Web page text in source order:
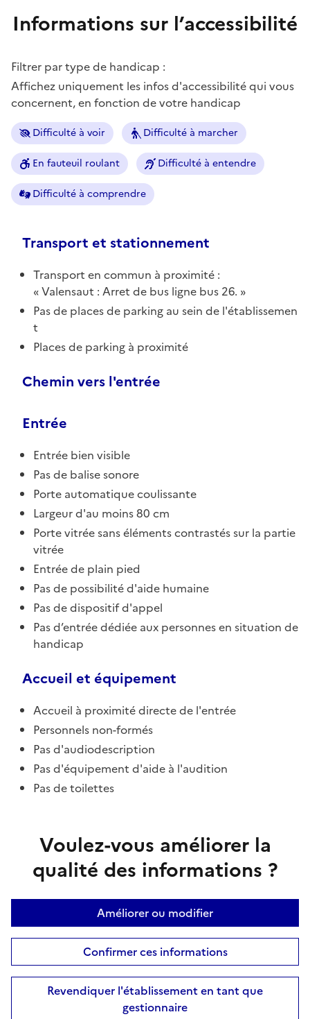
Informations sur l’accessibilité
Filtrer par type de handicap :
Affichez uniquement les infos d'accessibilité qui vous
concernent, en fonction de votre handicap
Difficulté à voir Difficulté à marcher
En fauteuil roulant Difficulté à entendre
Difficulté à comprendre
Transport et stationnement
Transport en commun à proximité :
Valensaut : Arret de bus ligne bus 26.
Pas de places de parking au sein de l'établissemen
t
Places de parking à proximité
Chemin vers l'entrée
Entrée
Entrée bien visible
Pas de balise sonore
Porte automatique coulissante
Largeur d'au moins 80 cm
Porte vitrée sans éléments contrastés sur la partie
vitrée
Entrée de plain pied
Pas de possibilité d'aide humaine
Pas de dispositif d'appel
Pas d’entrée dédiée aux personnes en situation de
handicap
Accueil et équipement
Accueil à proximité directe de l'entrée
Personnels non-formés
Pas d'audiodescription
Pas d'équipement d'aide à l'audition
Pas de toilettes
Voulez-vous améliorer la
qualité des informations ?
Améliorer ou modifier
Confirmer ces informations
Revendiquer l'établissement en tant que
gestionnaire